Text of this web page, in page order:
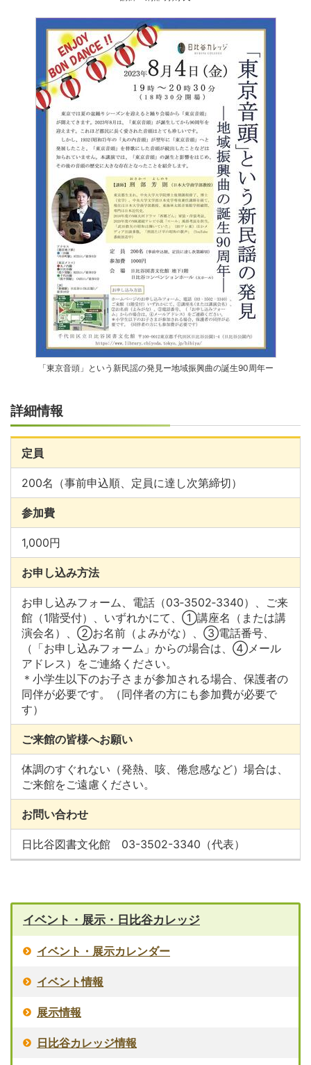
「東京音頭」という新民謡の発見ー地域振興曲の誕生90周年ー
詳細情報
定員
200名（事前申込順、定員に達し次第締切）
参加費
1,000円
お申し込み方法
お申し込みフォーム、電話（03‐3502‐3340）、ご来
館（1階受付）、いずれかにて、①講座名（または講
演会名）、②お名前（よみがな）、③電話番号、
（「お申し込みフォーム」からの場合は、④メール
アドレス）をご連絡ください。
＊小学生以下のお子さまが参加される場合、保護者の
同伴が必要です。（同伴者の方にも参加費が必要で
す）
ご来館の皆様へお願い
体調のすぐれない（発熱、咳、倦怠感など）場合は、
ご来館をご遠慮ください。
お問い合わせ
日比谷図書文化館 03-3502-3340（代表）
イベント・展示・日比谷カレッジ
イベント・展示カレンダー
イベント情報
展示情報
日比谷カレッジ情報